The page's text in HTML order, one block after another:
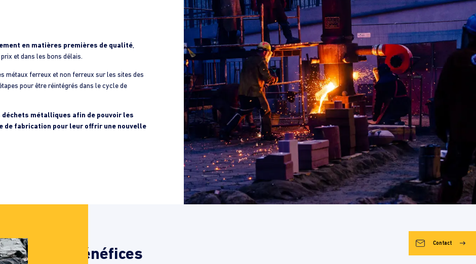
en matières premières de qualité,
et dans les bons délais.
métaux ferreux et non ferreux sur les sites des
pour être réintégrés dans le cycle de
métalliques afin de pouvoir les
de fabrication pour leur offrir une nouvelle
Les bénéfices
Contact